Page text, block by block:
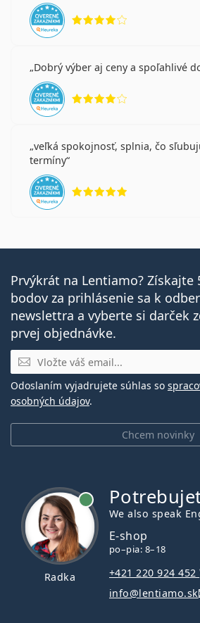
Dobrý výber aj ceny a spoľahlivé
veľká spokojnosť, splnia, čo
termíny
Prvýkrát na Lentiamo? Získajte
bodov za prihlásenie sa k
newslettra a vyberte si darček
prvej objednávke.
E-mail
Chcem novinky
Odoslaním vyjadrujete súhlas so
osobných údajov.
Radka
We also speak
E-shop
po–pia: 8–18
+421 220 924 452
info@lentiamo.sk